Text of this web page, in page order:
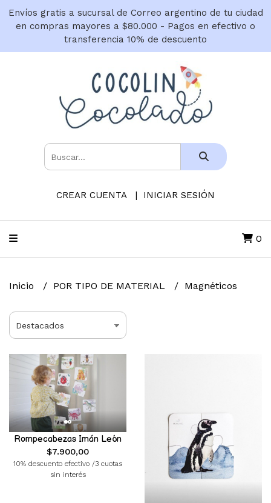
Envíos gratis a sucursal de Correo argentino de tu ciudad
en compras mayores a $80.000 - Pagos en efectivo o
transferencia 10% de descuento
CREAR CUENTA INICIAR SESIÓN
0
Inicio POR TIPO DE MATERIAL Magnéticos
Rompecabezas Imán León
$7.900,00
10% descuento efectivo /3 cuotas
sin interés